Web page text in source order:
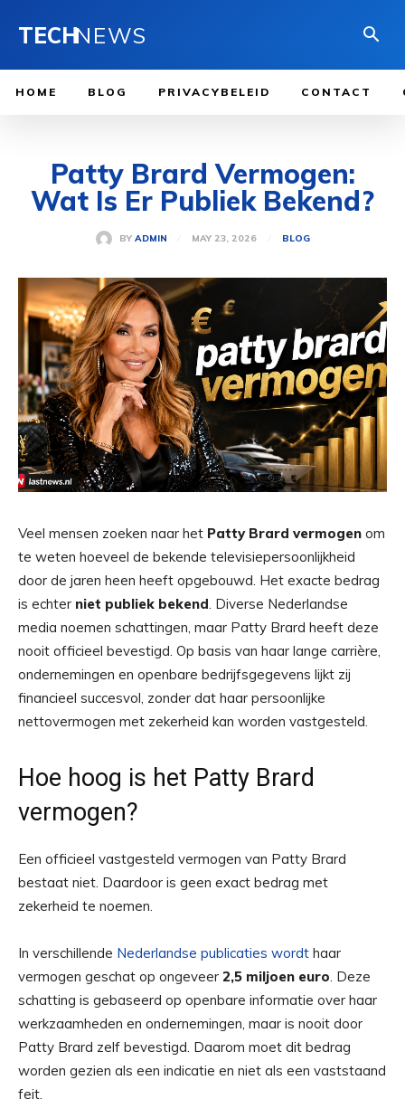
TECHNEWS
HOME BLOG PRIVACYBELEID CONTACT
Patty Brard Vermogen:
Wat Is Er Publiek Bekend?
BY ADMIN MAY 23, 2026 BLOG
Veel mensen zoeken naar het Patty Brard vermogen om
te weten hoeveel de bekende televisiepersoonlijkheid
door de jaren heen heeft opgebouwd. Het exacte bedrag
is echter niet publiek bekend. Diverse Nederlandse
media noemen schattingen, maar Patty Brard heeft deze
nooit officieel bevestigd. Op basis van haar lange carrière,
ondernemingen en openbare bedrijfsgegevens lijkt zij
financieel succesvol, zonder dat haar persoonlijke
nettovermogen met zekerheid kan worden vastgesteld.
Hoe hoog is het Patty Brard
vermogen?
Een officieel vastgesteld vermogen van Patty Brard
bestaat niet. Daardoor is geen exact bedrag met
zekerheid te noemen.
In verschillende Nederlandse publicaties wordt haar
vermogen geschat op ongeveer 2,5 miljoen euro. Deze
schatting is gebaseerd op openbare informatie over haar
werkzaamheden en ondernemingen, maar is nooit door
Patty Brard zelf bevestigd. Daarom moet dit bedrag
worden gezien als een indicatie en niet als een vaststaand
feit.